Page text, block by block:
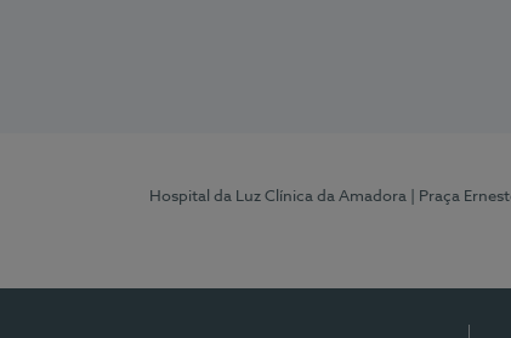
Hospital da Luz Clínica da Amadora | Praça